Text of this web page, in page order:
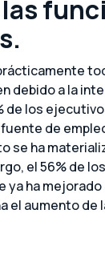
debido a la
de los
de
se ha
el 56% de
ya ha
el aumento de